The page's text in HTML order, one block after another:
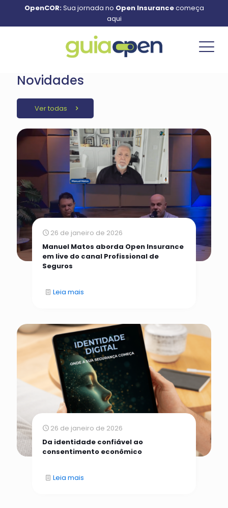
OpenCOR:Sua jornada no Open Insurancecomeça
aqui
Novidades
Ver todas
26 de janeiro de 2026
Manuel Matos aborda Open Insurance
em live do canal Profissional de
Seguros
Leia mais
26 de janeiro de 2026
Da identidade confiável ao
consentimento econômico
Leia mais